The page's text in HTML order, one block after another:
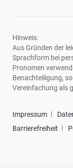
Hinweis:
Aus Gründen der
Sprachform bei
Pronomen
Benachteiligung,
Vereinfachung als
Impressum
Barrierefreiheit